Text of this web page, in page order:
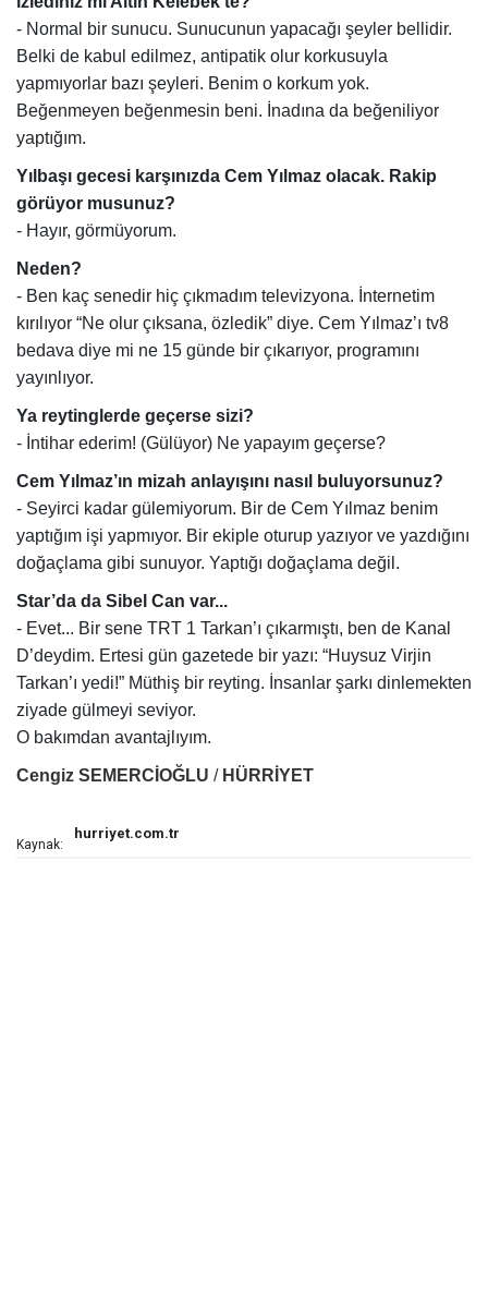
- Normal bir sunucu. Sunucunun yapacağı şeyler bellidir.
Belki de kabul edilmez, antipatik olur korkusuyla
yapmıyorlar bazı şeyleri. Benim o korkum yok.
Beğenmeyen beğenmesin beni. İnadına da beğeniliyor
yaptığım.
Yılbaşı gecesi karşınızda Cem Yılmaz olacak. Rakip
görüyor musunuz?
- Hayır, görmüyorum.
Neden?
- Ben kaç senedir hiç çıkmadım televizyona. İnternetim
kırılıyor “Ne olur çıksana, özledik” diye. Cem Yılmaz’ı tv8
bedava diye mi ne 15 günde bir çıkarıyor, programını
yayınlıyor.
Ya reytinglerde geçerse sizi?
- İntihar ederim! (Gülüyor) Ne yapayım geçerse?
Cem Yılmaz’ın mizah anlayışını nasıl buluyorsunuz?
- Seyirci kadar gülemiyorum. Bir de Cem Yılmaz benim
yaptığım işi yapmıyor. Bir ekiple oturup yazıyor ve yazdığını
doğaçlama gibi sunuyor. Yaptığı doğaçlama değil.
Star’da da Sibel Can var...
- Evet... Bir sene TRT 1 Tarkan’ı çıkarmıştı, ben de Kanal
D’deydim. Ertesi gün gazetede bir yazı: “Huysuz Virjin
Tarkan’ı yedi!” Müthiş bir reyting. İnsanlar şarkı dinlemekten
ziyade gülmeyi seviyor.
O bakımdan avantajlıyım.
Cengiz SEMERCİOĞLU / HÜRRİYET
Kaynak:
hurriyet.com.tr